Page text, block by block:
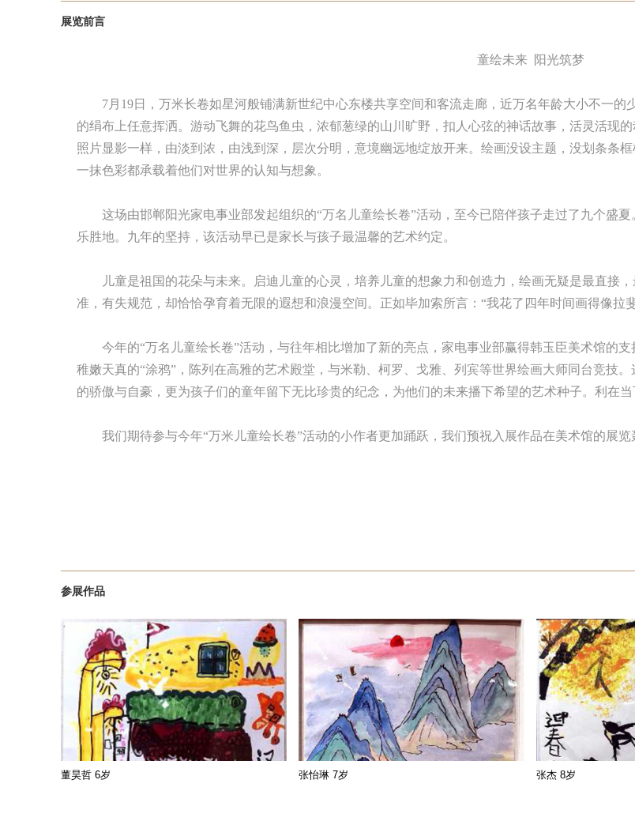
展览前言
童绘未来 阳光筑梦
7月19日，万米长卷如星河般铺满新世纪中心东楼共享空间和客流走廊，近万名年龄大小不一的
的绢布上任意挥洒。游动飞舞的花鸟鱼虫，浓郁葱绿的山川旷野，扣人心弦的神话故事，活灵活现
照片显影一样，由淡到浓，由浅到深，层次分明，意境幽远地绽放开来。绘画没设主题，没划条条
一抹色彩都承载着他们对世界的认知与想象。
这场由邯郸阳光家电事业部发起组织的“万名儿童绘长卷”活动，至今已陪伴孩子走过了九个盛
乐胜地。九年的坚持，该活动早已是家长与孩子最温馨的艺术约定。
儿童是祖国的花朵与未来。启迪儿童的心灵，培养儿童的想象力和创造力，绘画无疑是最直接
准，有失规范，却恰恰孕育着无限的遐想和浪漫空间。正如毕加索所言：“我花了四年时间画得像拉
今年的“万名儿童绘长卷”活动，与往年相比增加了新的亮点，家电事业部赢得韩玉臣美术馆的支
稚嫩天真的“涂鸦”，陈列在高雅的艺术殿堂，与米勒、柯罗、戈雅、列宾等世界绘画大师同台竞技
的骄傲与自豪，更为孩子们的童年留下无比珍贵的纪念，为他们的未来播下希望的艺术种子。利在当
我们期待参与今年“万米儿童绘长卷”活动的小作者更加踊跃，我们预祝入展作品在美术馆的展览
参展作品
董昊哲 6岁 张怡琳 7岁 张杰 8岁